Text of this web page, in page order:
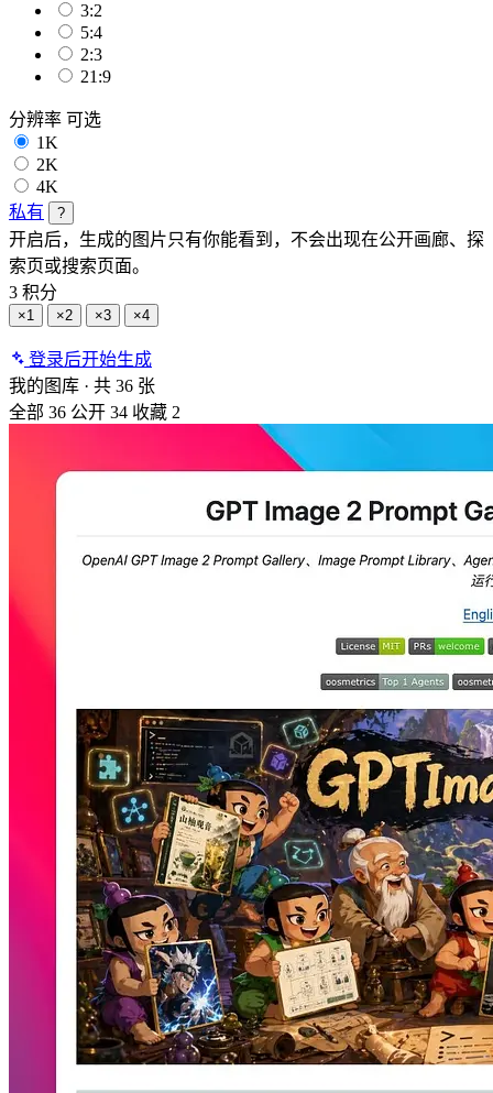
3:2
5:4
2:3
21:9
分辨率 可选
1K
2K
4K
私有
?
开启后，生成的图片只有你能看到，不会出现在公开画廊、探
索页或搜索页面。
3 积分
×1 ×2 ×3 ×4
登录后开始生成
我的图库 · 共 36 张
全部 36 公开 34 收藏 2